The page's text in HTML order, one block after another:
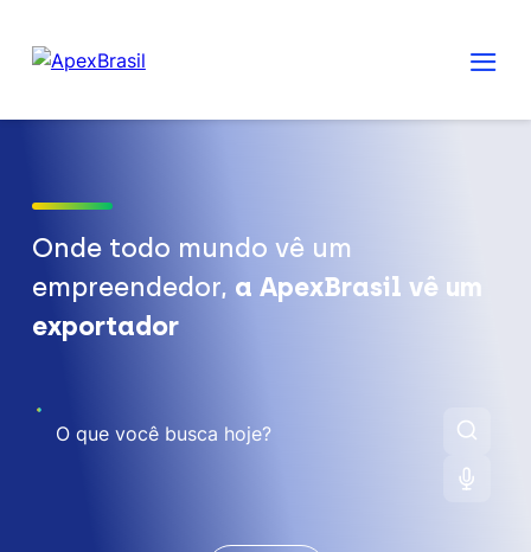
Onde todo mundo vê um
empreendedor, a ApexBrasil vê um
exportador